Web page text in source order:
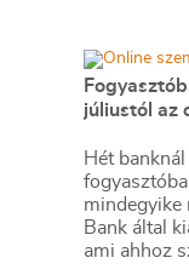
júliustól az
Hét
mindegyike
Bank által
ami ahhoz